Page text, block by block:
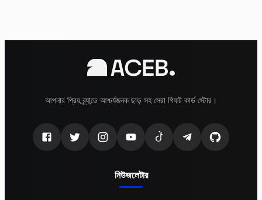
আপনার প্রিয় ব্র্যান্ডে আশ্চর্যজনক ছাড় সহ সেরা গিফট কার্ড স্টোর।
নিউজলেটার